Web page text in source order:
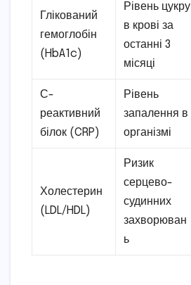
Глікований
гемоглобін
(HbA1c)
Рівень цукру
в крові за
останні 3
місяці
С-
реактивний
білок (CRP)
Рівень
запалення в
організмі
Холестерин
(LDL/HDL)
Ризик
серцево-
судинних
захворюван
ь